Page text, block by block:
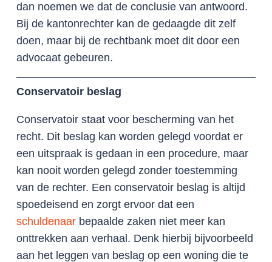
dan noemen we dat de conclusie van antwoord.
Bij de kantonrechter kan de gedaagde dit zelf
doen, maar bij de rechtbank moet dit door een
advocaat gebeuren.
Conservatoir beslag
Conservatoir staat voor bescherming van het
recht. Dit beslag kan worden gelegd voordat er
een uitspraak is gedaan in een procedure, maar
kan nooit worden gelegd zonder toestemming
van de rechter. Een conservatoir beslag is altijd
spoedeisend en zorgt ervoor dat een
schuldenaar bepaalde zaken niet meer kan
onttrekken aan verhaal. Denk hierbij bijvoorbeeld
aan het leggen van beslag op een woning die te